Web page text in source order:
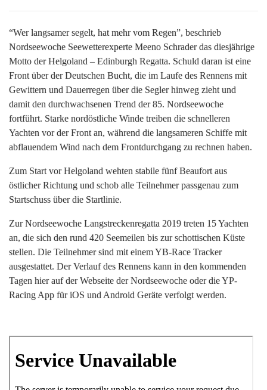
“Wer langsamer segelt, hat mehr vom Regen”, beschrieb
Nordseewoche Seewetterexperte Meeno Schrader das diesjährige
Motto der Helgoland – Edinburgh Regatta. Schuld daran ist eine
Front über der Deutschen Bucht, die im Laufe des Rennens mit
Gewittern und Dauerregen über die Segler hinweg zieht und
damit den durchwachsenen Trend der 85. Nordseewoche
fortführt. Starke nordöstliche Winde treiben die schnelleren
Yachten vor der Front an, während die langsameren Schiffe mit
abflauendem Wind nach dem Frontdurchgang zu rechnen haben.
Zum Start vor Helgoland wehten stabile fünf Beaufort aus
östlicher Richtung und schob alle Teilnehmer passgenau zum
Startschuss über die Startlinie.
Zur Nordseewoche Langstreckenregatta 2019 treten 15 Yachten
an, die sich den rund 420 Seemeilen bis zur schottischen Küste
stellen. Die Teilnehmer sind mit einem YB-Race Tracker
ausgestattet. Der Verlauf des Rennens kann in den kommenden
Tagen hier auf der Webseite der Nordseewoche oder die YP-
Racing App für iOS und Android Geräte verfolgt werden.